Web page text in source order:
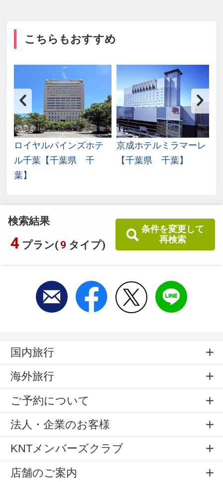
検索結果
4 プラン( 9 タイプ)
条件を変更して
再検索
こちらもおすすめ
ロイヤルパインズホテ
ル千葉【千葉県 千
葉】
京成ホテルミラマーレ
【千葉県 千葉】
国内旅行
海外旅行
ご予約について
法人・企業のお客様
KNTメンバーズクラブ
店舗のご案内